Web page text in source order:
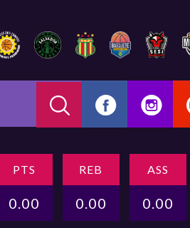
PTS
0.00
REB
0.00
ASS
0.00